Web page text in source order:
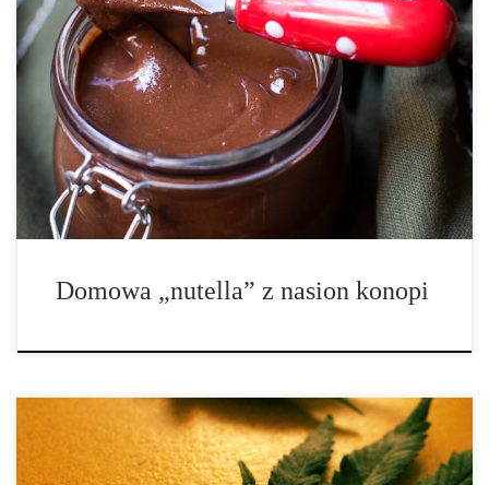
Jeżeli jesteś fanem nutelli, ale szukasz własnego sposobu na jej
zrobienie, aby mieć kontrolę nad składnikami, pokochasz tą
czekoladową opcję. Smarowidło wykonane jest z nasion konopi,
które pełne są wartości odżywczych. Nasiona, które posiadają
subtelny orzechowy smak, są doskonałym źródłem […]
Domowa „nutella” z nasion konopi